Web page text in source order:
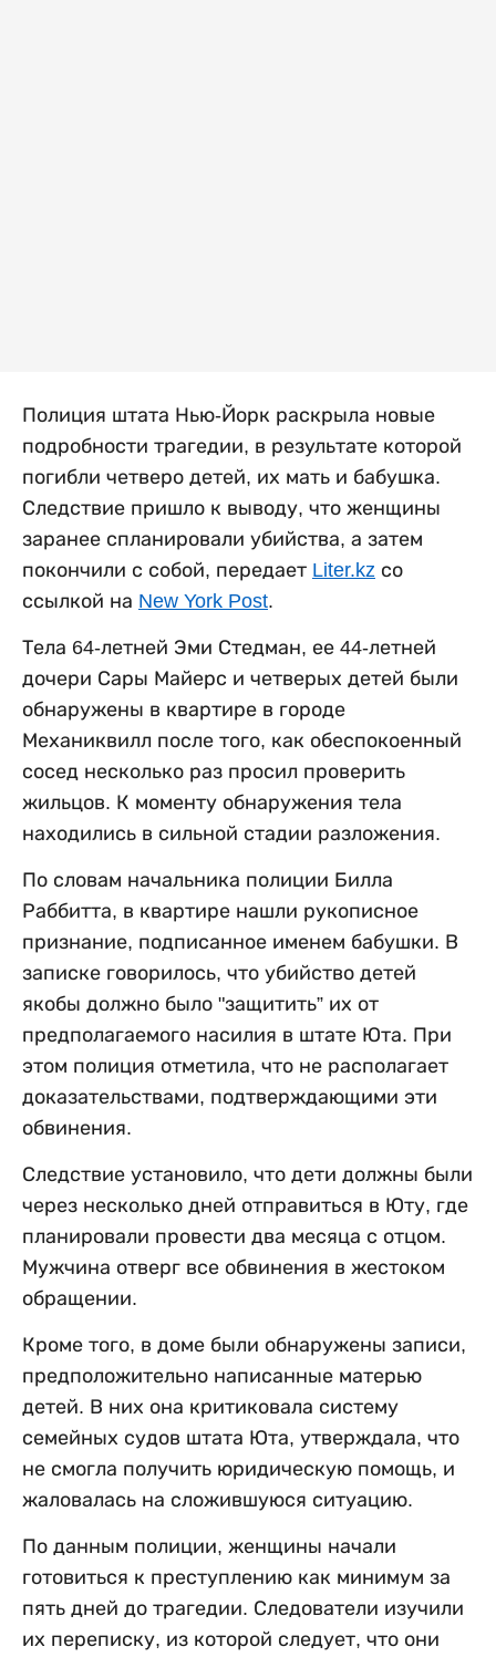
Полиция штата Нью-Йорк раскрыла новые
подробности трагедии, в результате которой
погибли четверо детей, их мать и бабушка.
Следствие пришло к выводу, что женщины
заранее спланировали убийства, а затем
покончили с собой, передает Liter.kz со
ссылкой на New York Post.
Тела 64-летней Эми Стедман, ее 44-летней
дочери Сары Майерс и четверых детей были
обнаружены в квартире в городе
Механиквилл после того, как обеспокоенный
сосед несколько раз просил проверить
жильцов. К моменту обнаружения тела
находились в сильной стадии разложения.
По словам начальника полиции Билла
Раббитта, в квартире нашли рукописное
признание, подписанное именем бабушки. В
записке говорилось, что убийство детей
якобы должно было "защитить” их от
предполагаемого насилия в штате Юта. При
этом полиция отметила, что не располагает
доказательствами, подтверждающими эти
обвинения.
Следствие установило, что дети должны были
через несколько дней отправиться в Юту, где
планировали провести два месяца с отцом.
Мужчина отверг все обвинения в жестоком
обращении.
Кроме того, в доме были обнаружены записи,
предположительно написанные матерью
детей. В них она критиковала систему
семейных судов штата Юта, утверждала, что
не смогла получить юридическую помощь, и
жаловалась на сложившуюся ситуацию.
По данным полиции, женщины начали
готовиться к преступлению как минимум за
пять дней до трагедии. Следователи изучили
их переписку, из которой следует, что они